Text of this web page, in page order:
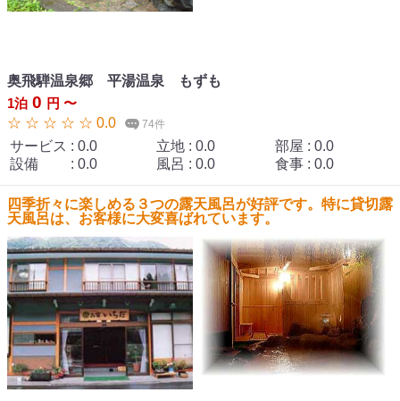
奥飛騨温泉郷 平湯温泉 もずも
1泊 0 円 〜
☆ ☆ ☆ ☆ ☆ 0.0
74件
サービス : 0.0 立地 : 0.0 部屋 : 0.0
設備
: 0.0 風呂 : 0.0 食事 : 0.0
四季折々に楽しめる３つの露天風呂が好評です。特に貸切露
天風呂は、お客様に大変喜ばれています。